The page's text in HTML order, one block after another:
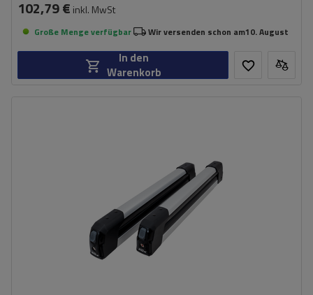
102,79 € inkl. MwSt
Große Menge verfügbar Wir versenden schon am10. August
In den
Warenkorb